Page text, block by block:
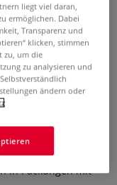
8801
8801
auf dunklen
in Packungen mit
liegt viel daran,
ermöglichen. Dabei
Transparenz und
klicken, stimmen
zu, um die
zu analysieren und
ändern oder